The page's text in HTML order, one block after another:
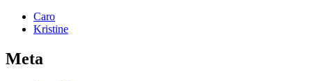
Caro
Kristine
Meta